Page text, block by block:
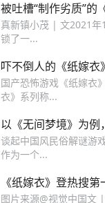
被吐槽“制作劣质”的
真新镇小茂 | 文2021年
锁了一...
吓不倒人的《纸嫁衣
国产恐怖游戏《纸嫁衣
衣》系列称...
以《无间梦境》为
谈起中国风民俗解谜游
作为一个...
《纸嫁衣》登热搜
图片来源@视觉中国文